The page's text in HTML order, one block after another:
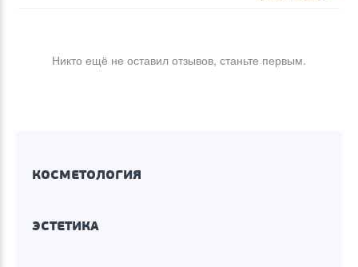
Никто ещё не оставил отзывов, станьте первым.
КОСМЕТОЛОГИЯ
ЭСТЕТИКА